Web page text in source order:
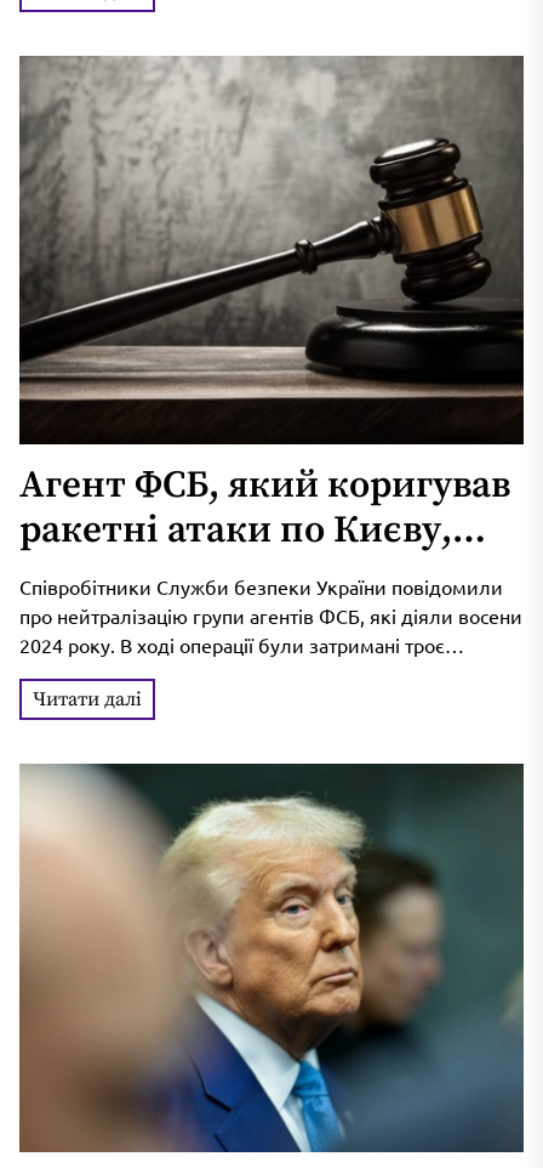
Агент ФСБ, який коригував
ракетні атаки по Києву,
отримав 15 років в’язниці
Співробітники Служби безпеки України повідомили
про нейтралізацію групи агентів ФСБ, які діяли восени
2024 року. В ході операції були затримані троє
російських шпигунів, які займалися...
Читати далі